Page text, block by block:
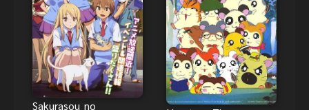
Sakurasou no